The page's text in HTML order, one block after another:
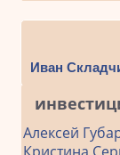
Иван
Алексей